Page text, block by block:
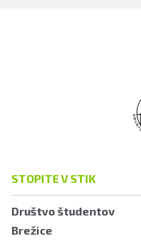
STOPITE V STIK
Društvo študentov
Brežice